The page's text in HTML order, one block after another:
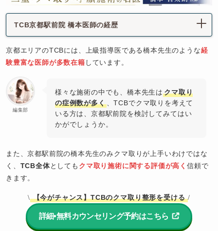
TCB京都駅前院 橋本医師の経歴
京都エリアのTCBには、上級指導医である橋本先生のような経
験豊富な医師が多数在籍 しています。
編集部
様々な施術の中でも、橋本先生はクマ取り
の症例数が多く、TCBでクマ取りを考えて
いる方は、京都駅前院を検討してみてはい
かがでしょうか。
また、京都駅前院の橋本先生のみクマ取りが上手いわけではな
く、 TCB全体としても クマ取り施術に関する評価が高く信頼で
きます。
\ 【今がチャンス】TCBのクマ取り整形を受ける /
詳細•無料カウンセリング予約はこちら